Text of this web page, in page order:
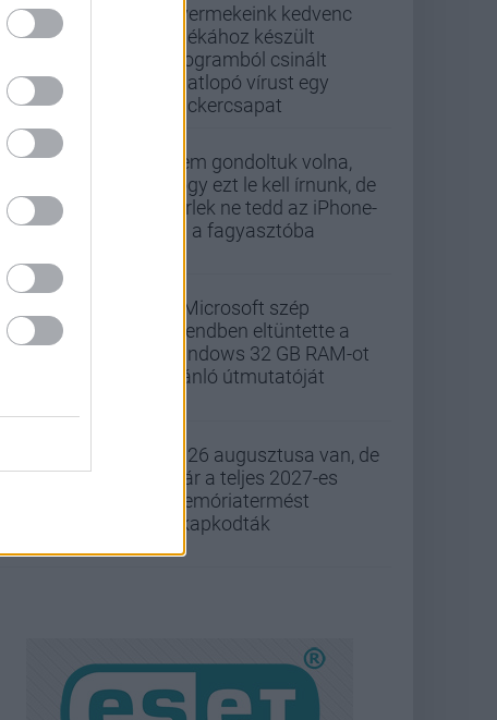
Gyermekeink kedvenc
játékához készült
programból csinált
adatlopó vírust egy
hackercsapat
Nem gondoltuk volna,
hogy ezt le kell írnunk, de
kérlek ne tedd az iPhone-
od a fagyasztóba
A Microsoft szép
csendben eltüntette a
Windows 32 GB RAM-ot
ajánló útmutatóját
2026 augusztusa van, de
már a teljes 2027-es
memóriatermést
elkapkodták